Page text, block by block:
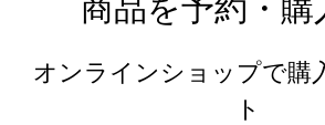
商品を予約・購
オンラインショップで購
ト